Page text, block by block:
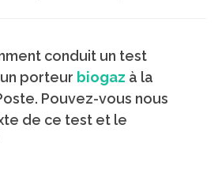
conduit un test
porteur biogaz à la
Pouvez-vous nous
de ce test et le